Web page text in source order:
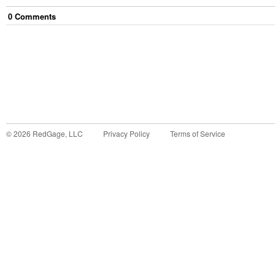
0 Comments
©2026 RedGage, LLC Privacy Policy Terms of Service